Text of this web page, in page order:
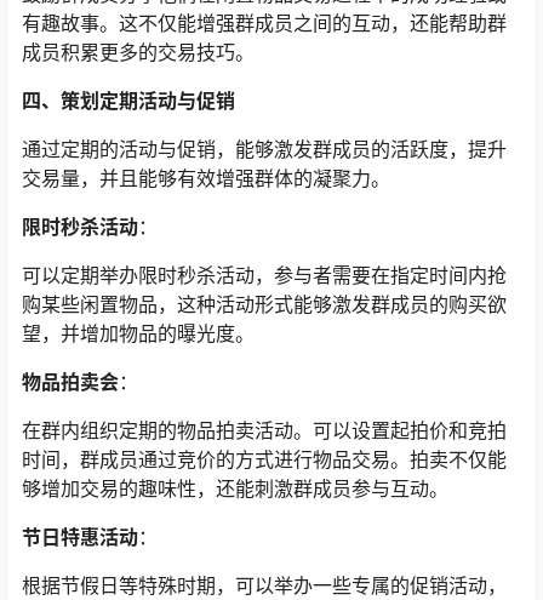
有趣故事。这不仅能增强群成员之间的互动，还能帮助群
成员积累更多的交易技巧。
四、策划定期活动与促销
通过定期的活动与促销，能够激发群成员的活跃度，提升
交易量，并且能够有效增强群体的凝聚力。
限时秒杀活动：
可以定期举办限时秒杀活动，参与者需要在指定时间内抢
购某些闲置物品，这种活动形式能够激发群成员的购买欲
望，并增加物品的曝光度。
物品拍卖会：
在群内组织定期的物品拍卖活动。可以设置起拍价和竞拍
时间，群成员通过竞价的方式进行物品交易。拍卖不仅能
够增加交易的趣味性，还能刺激群成员参与互动。
节日特惠活动：
根据节假日等特殊时期，可以举办一些专属的促销活动，